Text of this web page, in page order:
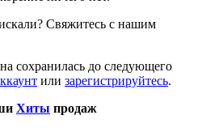
Свяжитесь с нашим
сохранилась до следующего
или зарегистрируйтесь.
Хиты продаж